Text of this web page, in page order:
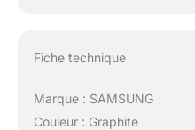
Fiche technique
Marque : SAMSUNG
Couleur : Graphite